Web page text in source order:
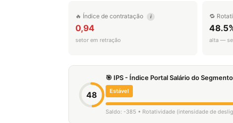
🔥 Índice de contratação i
0,94
setor em retração
🔁
alta —
48
🎯 IPS - Índice Portal Salário do Segmento
Estável
Saldo: -385 • Rotatividade (intensidade de